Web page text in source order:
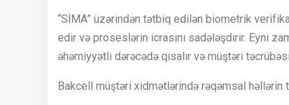
“SİMA” üzərindən tətbiq edilən biometrik
edir və proseslərin icrasını sadələşdirir. Eyni
əhəmiyyətli dərəcədə qısalır və müştəri təcrübəsi
Bakcell müştəri xidmətlərində rəqəmsal həllərin